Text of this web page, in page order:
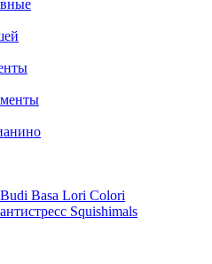
Basa Lori Colori
Squishimals